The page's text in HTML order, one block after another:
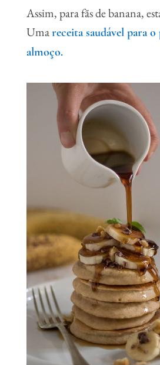
Assim, para fãs de banana,
Umareceita saudável para o
almoço.